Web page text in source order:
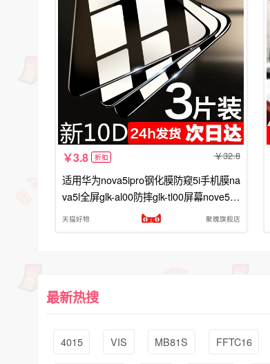
3.8 折扣 32.8
适用华为nova5ipro钢化膜防窥5i手机膜na
va5l全屏glk-al00防摔glk-tl00屏幕nove5i
刚化n0va5ipor玻璃屏保nova
天猫好物 聚魄旗舰店
最新热搜
4015 VIS MB81S FFTC16